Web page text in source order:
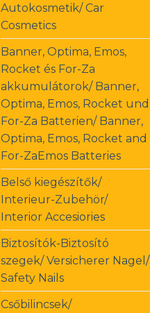
Autokosmetik/ Car
Cosmetics
Banner, Optima, Emos,
Rocket és For-Za
akkumulátorok/ Banner,
Optima, Emos, Rocket und
For-Za Batterien/ Banner,
Optima, Emos, Rocket and
For-ZaEmos Batteries
Belső kiegészítők/
Interieur-Zubehör/
Interior Accesiories
Biztosítók-Biztosító
szegek/ Versicherer Nagel/
Safety Nails
Csőbilincsek/